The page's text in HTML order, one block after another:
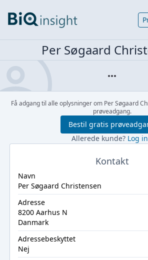
Per Søgaard
Få adgang til alle oplysninger om Per Søgaard
prøveadgang.
Bestil gratis
Allerede kunde? Log
Kontakt
Navn
Per Søgaard Christensen
Adresse
8200 Aarhus N
Danmark
Adressebeskyttet
Nej